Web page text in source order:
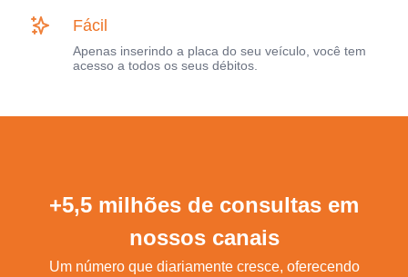
Fácil
Apenas inserindo a placa do seu veículo, você tem
acesso a todos os seus débitos.
+5,5 milhões de consultas em
nossos canais
Um número que diariamente cresce, oferecendo